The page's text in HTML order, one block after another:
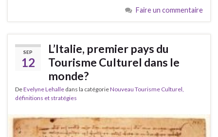
Faire un commentaire
SEP
12
L’Italie, premier pays du
Tourisme Culturel dans le
monde?
DeEvelyne Lehalle dans la catégorieNouveau Tourisme Culturel,
définitions et stratégies